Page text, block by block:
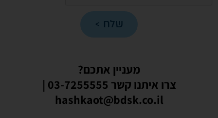
שלח >
מעניין אתכם?
צרו איתנו קשר 03-7255555 |
hashkaot@bdsk.co.il